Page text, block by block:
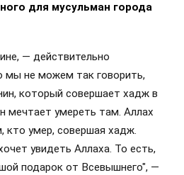
для мусульман города
— действительно
мы не можем так говорить,
который совершает хадж в
мечтает умереть там. Аллах
кто умер, совершая хадж.
увидеть Аллаха. То есть,
подарок от Всевышнего", —